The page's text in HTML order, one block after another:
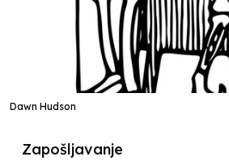
Dawn Hudson
Zapošljavanje